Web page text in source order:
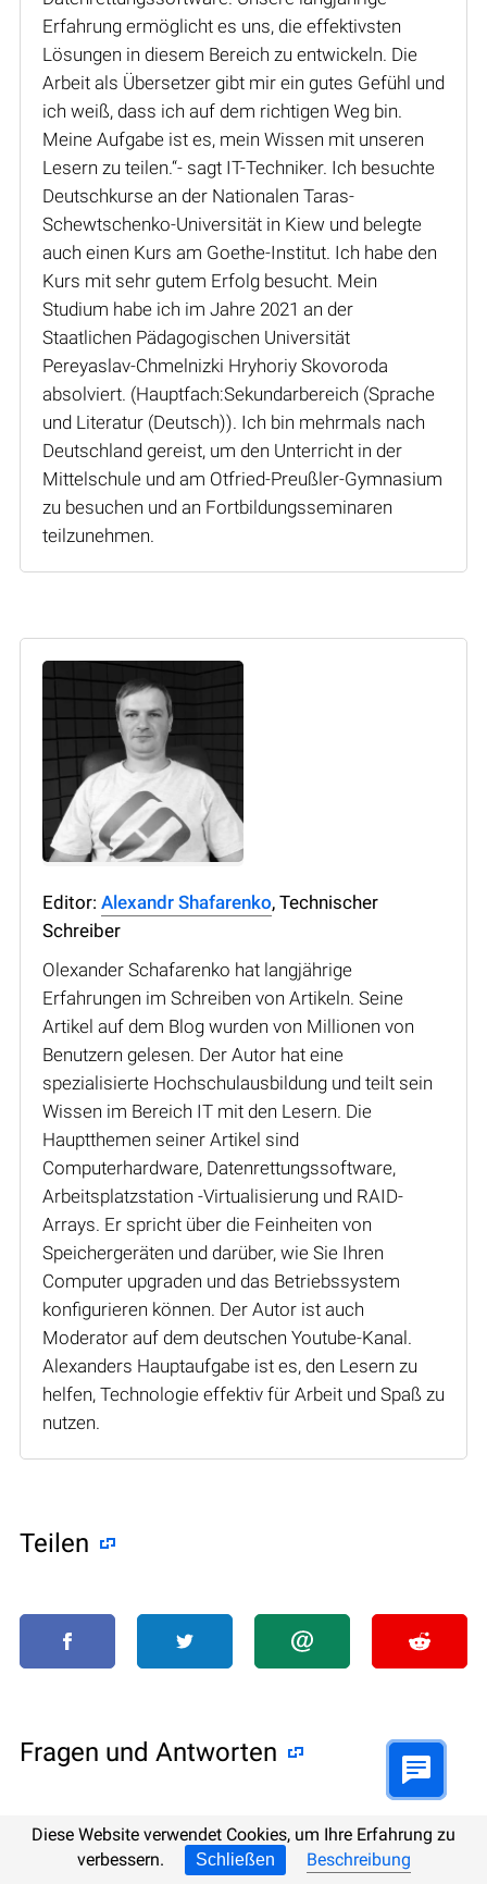
Erfahrung ermöglicht es uns, die effektivsten
Lösungen in diesem Bereich zu entwickeln. Die
Arbeit als Übersetzer gibt mir ein gutes Gefühl und
ich weiß, dass ich auf dem richtigen Weg bin.
Meine Aufgabe ist es, mein Wissen mit unseren
Lesern zu teilen.“- sagt IT-Techniker. Ich besuchte
Deutschkurse an der Nationalen Taras-
Schewtschenko-Universität in Kiew und belegte
auch einen Kurs am Goethe-Institut. Ich habe den
Kurs mit sehr gutem Erfolg besucht. Mein
Studium habe ich im Jahre 2021 an der
Staatlichen Pädagogischen Universität
Pereyaslav-Chmelnizki Hryhoriy Skovoroda
absolviert. (Hauptfach:Sekundarbereich (Sprache
und Literatur (Deutsch)). Ich bin mehrmals nach
Deutschland gereist, um den Unterricht in der
Mittelschule und am Otfried-Preußler-Gymnasium
zu besuchen und an Fortbildungsseminaren
teilzunehmen.
Editor: Alexandr Shafarenko, Technischer
Schreiber
Olexander Schafarenko hat langjährige
Erfahrungen im Schreiben von Artikeln. Seine
Artikel auf dem Blog wurden von Millionen von
Benutzern gelesen. Der Autor hat eine
spezialisierte Hochschulausbildung und teilt sein
Wissen im Bereich IT mit den Lesern. Die
Hauptthemen seiner Artikel sind
Computerhardware, Datenrettungssoftware,
Arbeitsplatzstation -Virtualisierung und RAID-
Arrays. Er spricht über die Feinheiten von
Speichergeräten und darüber, wie Sie Ihren
Computer upgraden und das Betriebssystem
konfigurieren können. Der Autor ist auch
Moderator auf dem deutschen Youtube-Kanal.
Alexanders Hauptaufgabe ist es, den Lesern zu
helfen, Technologie effektiv für Arbeit und Spaß zu
nutzen.
Teilen
Fragen und Antworten
Welche Möglichkeiten gibt es, um
gelöschte .PPT-Dateien
Diese Website verwendet Cookies, um Ihre Erfahrung zu
verbessern.
Schließen Beschreibung